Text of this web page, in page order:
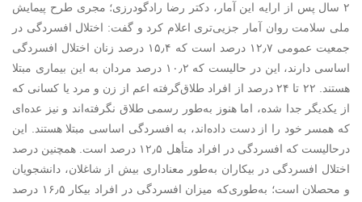
۲ سال پس از ارایه این آمار، دکتر رضا رادگودرزی؛ مجری طرح پیمایش
ملی سلامت روان آمار جزیی‌تری اعلام کرد و گفت: اختلال افسردگی در
جمعیت عمومی ۱۲٫۷ درصد است که ۱۵٫۴ درصد زنان اختلال افسردگی
اساسی دارند، این در حالیست که ۱۰٫۲ درصد مردان به این بیماری مبتلا
هستند. ۲۲ تا ۲۴ درصد از افراد طلاق‌گرفته اعم از زن و مرد یا کسانی که
از یکدیگر جدا شده، اما هنوز به‌طور رسمی طلاق نگرفته‌اند و نیز عده‌ای
که همسر خود را از دست داده‌اند، به افسردگی اساسی مبتلا هستند. این
درحالیست که افسردگی در افراد متأهل ۱۲٫۵ درصد است. همچنین درصد
اختلال افسردگی در بیکاران به‌طور معناداری بیش از شاغلان، دانشجویان
و محصلان است؛ به‌طوری‌که میزان افسردگی در افراد بیکار ۱۶٫۵ درصد